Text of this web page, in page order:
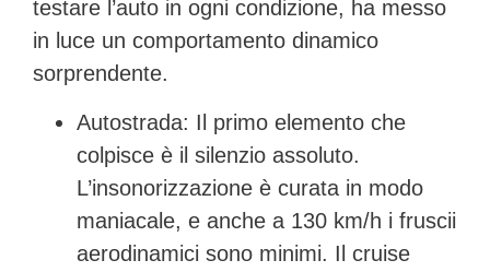
testare l’auto in ogni condizione, ha messo
in luce un comportamento dinamico
sorprendente.
Autostrada: Il primo elemento che
colpisce è il silenzio assoluto.
L’insonorizzazione è curata in modo
maniacale, e anche a 130 km/h i fruscii
aerodinamici sono minimi. Il cruise